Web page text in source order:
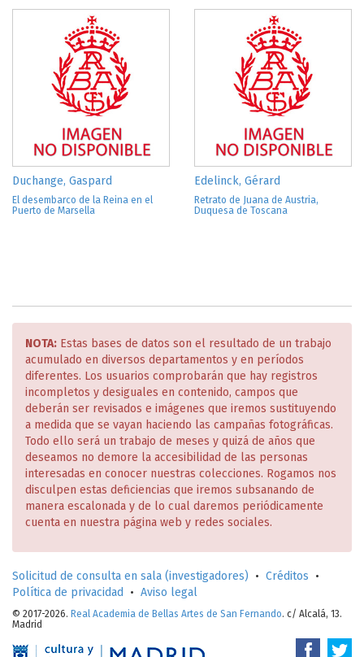
Duchange, Gaspard
El desembarco de la Reina en el
Puerto de Marsella
Edelinck, Gérard
Retrato de Juana de Austria,
Duquesa de Toscana
NOTA: Estas bases de datos son el resultado de un trabajo
acumulado en diversos departamentos y en períodos
diferentes. Los usuarios comprobarán que hay registros
incompletos y desiguales en contenido, campos que
deberán ser revisados e imágenes que iremos sustituyendo
a medida que se vayan haciendo las campañas fotográficas.
Todo ello será un trabajo de meses y quizá de años que
deseamos no demore la accesibilidad de las personas
interesadas en conocer nuestras colecciones. Rogamos nos
disculpen estas deficiencias que iremos subsanando de
manera escalonada y de lo cual daremos periódicamente
cuenta en nuestra página web y redes sociales.
Solicitud de consulta en sala (investigadores) • Créditos •
Política de privacidad
• Aviso legal
© 2017-2026. Real Academia de Bellas Artes de San Fernando. c/ Alcalá, 13.
Madrid